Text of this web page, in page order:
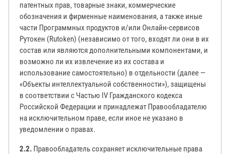
патентных прав, товарные знаки, коммерческие
обозначения и фирменные наименования, а также иные
части Программных продуктов и/или Онлайн-сервисов
Рутокен (Rutoken) (независимо от того, входят ли они в их
состав или являются дополнительными компонентами, и
возможно ли их извлечение из их состава и
использование самостоятельно) в отдельности (далее —
«Объекты интеллектуальной собственности»), защищены
в соответствии с Частью IV Гражданского кодекса
Российской Федерации и принадлежат Правообладателю
на исключительном праве, если иное не указано в
уведомлении о правах.
2.2. Правообладатель сохраняет исключительные права